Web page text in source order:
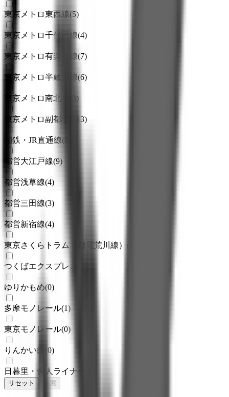
東京メトロ東西線(5)
東京メトロ千代田線(4)
東京メトロ有楽町線(7)
東京メトロ半蔵門線(6)
東京メトロ南北線 3)
東京メトロ副都心線 (3)
相鉄・JR直通線(
都営大江戸線(9)
都営浅草線(4)
都営三田線(3)
都営新宿線(4)
東京さくらトラム（都電荒川線）
つくばエクスプレス
ゆりかもめ(0)
多摩モノレール(1)
東京モノレール(0)
りんかい線 (0)
日暮里・舎人ライナー
リセット 検索